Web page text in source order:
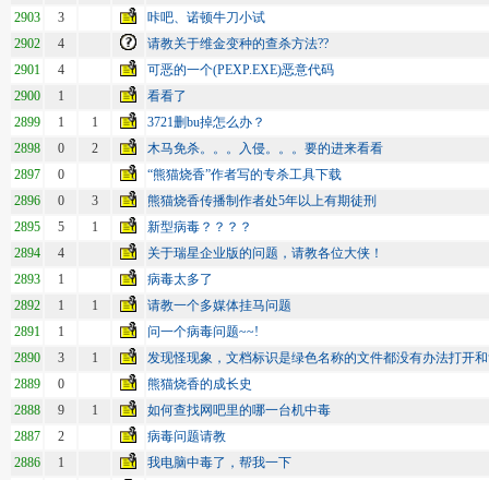
2903
3
咔吧、诺顿牛刀小试
2902
4
请教关于维金变种的查杀方法??
2901
4
可恶的一个(PEXP.EXE)恶意代码
2900
1
看看了
2899
1 1
3721删bu掉怎么办？
2898
0 2
木马免杀。。。入侵。。。要的进来看看
2897
0
“熊猫烧香”作者写的专杀工具下载
2896
0 3
熊猫烧香传播制作者处5年以上有期徒刑
2895
5 1
新型病毒？？？？
2894
4
关于瑞星企业版的问题，请教各位大侠！
2893
1
病毒太多了
2892
1 1
请教一个多媒体挂马问题
2891
1
问一个病毒问题~~!
2890
3 1
发现怪现象，文档标识是绿色名称的文件都没有办法打开
2889
0
熊猫烧香的成长史
2888
9 1
如何查找网吧里的哪一台机中毒
2887
2
病毒问题请教
2886
1
我电脑中毒了，帮我一下